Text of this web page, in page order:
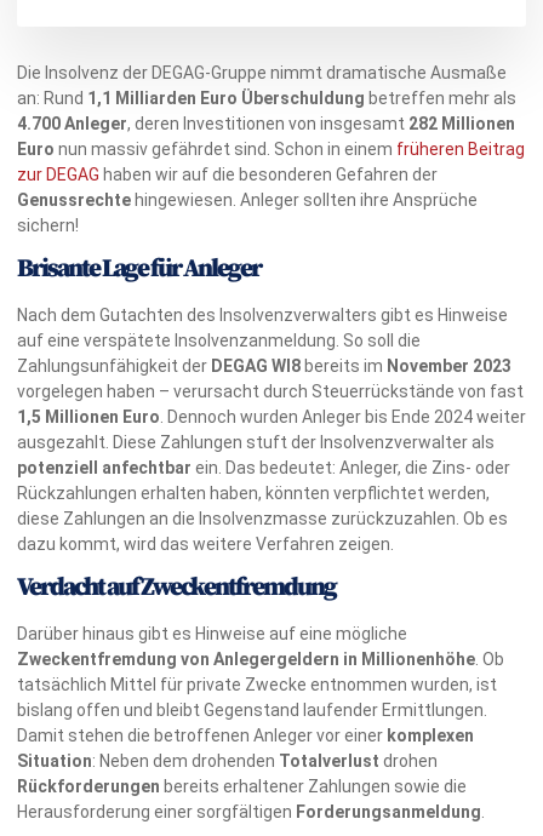
Die Insolvenz der DEGAG-Gruppe nimmt dramatische Ausmaße
an: Rund 1,1 Milliarden Euro Überschuldung betreffen mehr als
4.700 Anleger, deren Investitionen von insgesamt 282 Millionen
Euro nun massiv gefährdet sind. Schon in einem früheren Beitrag
zur DEGAG haben wir auf die besonderen Gefahren der
Genussrechte hingewiesen. Anleger sollten ihre Ansprüche
sichern!
Brisante Lage für Anleger
Nach dem Gutachten des Insolvenzverwalters gibt es Hinweise
auf eine verspätete Insolvenzanmeldung. So soll die
Zahlungsunfähigkeit der DEGAG WI8 bereits im November 2023
vorgelegen haben – verursacht durch Steuerrückstände von fast
1,5 Millionen Euro . Dennoch wurden Anleger bis Ende 2024 weiter
ausgezahlt. Diese Zahlungen stuft der Insolvenzverwalter als
potenziell anfechtbar ein. Das bedeutet: Anleger, die Zins- oder
Rückzahlungen erhalten haben, könnten verpflichtet werden,
diese Zahlungen an die Insolvenzmasse zurückzuzahlen. Ob es
dazu kommt, wird das weitere Verfahren zeigen.
Verdacht auf Zweckentfremdung
Darüber hinaus gibt es Hinweise auf eine mögliche
Zweckentfremdung von Anlegergeldern in Millionenhöhe. Ob
tatsächlich Mittel für private Zwecke entnommen wurden, ist
bislang offen und bleibt Gegenstand laufender Ermittlungen.
Damit stehen die betroffenen Anleger vor einer komplexen
Situation: Neben dem drohenden Totalverlust drohen
Rückforderungen bereits erhaltener Zahlungen sowie die
Herausforderung einer sorgfältigen Forderungsanmeldung.